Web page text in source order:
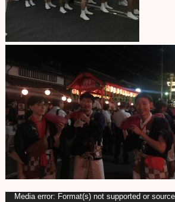
Media error: Format(s) not supported or